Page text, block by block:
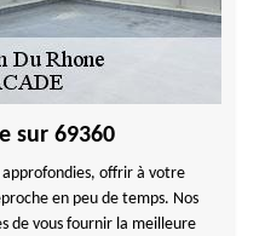
sur 69360
approfondies, offrir à votre
en peu de temps. Nos
de vous fournir la meilleure